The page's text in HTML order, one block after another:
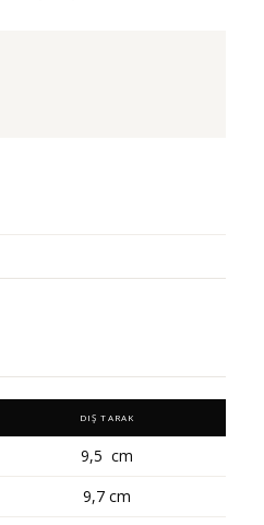
DIŞ TARAK
9,5 cm
9,7 cm